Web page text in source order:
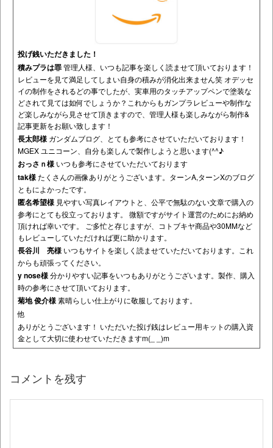
投げ銭いただきました！
積みプラは罪管理人様、いつも記事を楽しく読ませて頂いております！
レビューを見て満足してしまい自身の積みが消化出来ません笑 オデッセ
イの制作をされるどの事でしたが、実車用のタッチアップペンで塗装な
どされて見ては如何でしょうか？これからもガンプラレビューや制作な
ど楽しみながら見させて頂きますので、管理人様も楽しみながら制作&
記事更新をお願い致します！
長太郎様 ガンダムブログ、とても参考にさせていただいております！
MGEX ユニコーン、自分も楽しんで製作しようと思います(^^♪
おっさｎ様 いつも参考にさせていただいております
tak様たくさんの画像ありがとうございます。ターンA,ターンXのブログ
ともによかったです。
匿名希望様 見やすい写真レイアウトと、公平で無駄のない文章で購入の
参考にとても役立っております。 微額ですがサイト運営のためにお納め
頂ければ幸いです。 ご多忙と存じますが、コトブキヤ商品や30MMなど
もレビューしていただければ更に助かります。
長谷川 亮様 いつもサイトを楽しく読ませていただいております。これ
からも頑張ってください。
y nose様分かりやすい記事をいつもありがとうございます。製作、購入
時の参考にさせて頂いております。
菊地 俊介様素晴らしい仕上がりに敬服しております。
他
ありがとうございます！ いただいた投げ銭はレビュー用キットの購入資
金として大切に使わせていただきますm(_ _)m
コメントを残す